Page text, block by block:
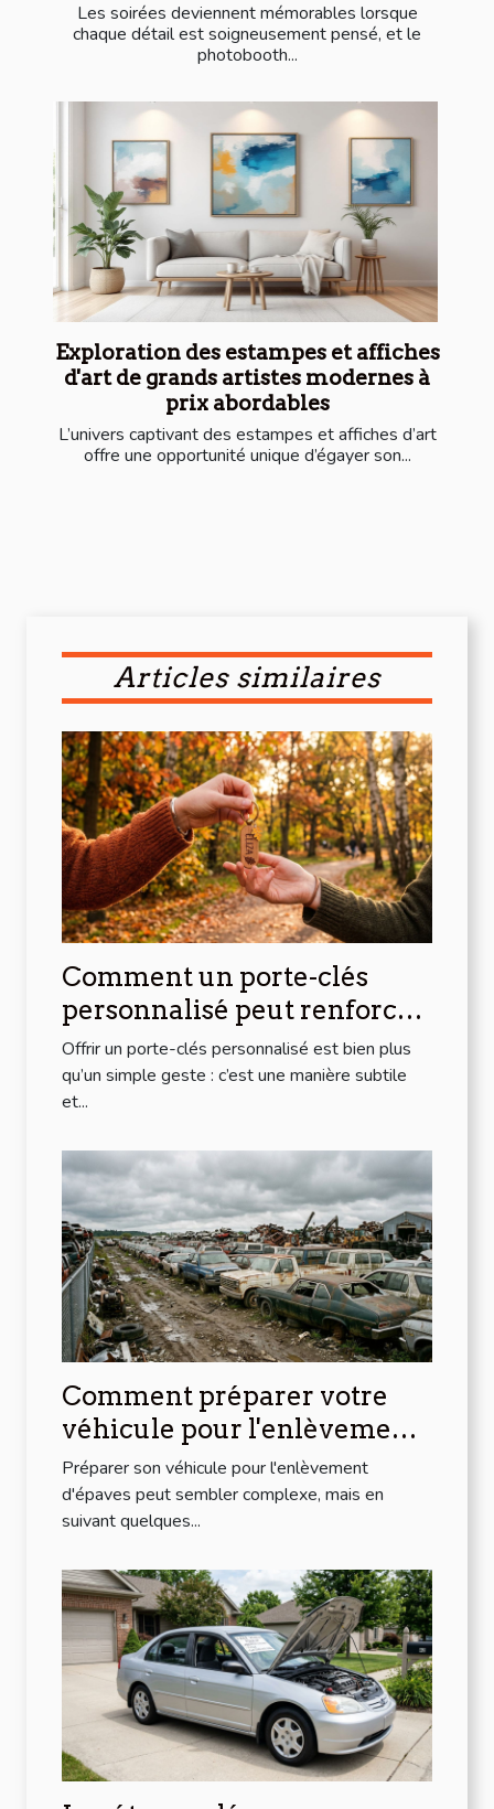
Les soirées deviennent mémorables lorsque
chaque détail est soigneusement pensé, et le
photobooth...
Exploration des estampes et affiches
d'art de grands artistes modernes à
prix abordables
L’univers captivant des estampes et affiches d’art
offre une opportunité unique d’égayer son...
Articles similaires
Comment un porte-clés
personnalisé peut renforcer
les liens d'amitié ?
Offrir un porte-clés personnalisé est bien plus
qu’un simple geste : c’est une manière subtile
et...
Comment préparer votre
véhicule pour l'enlèvement
d'épaves ?
Préparer son véhicule pour l'enlèvement
d'épaves peut sembler complexe, mais en
suivant quelques...